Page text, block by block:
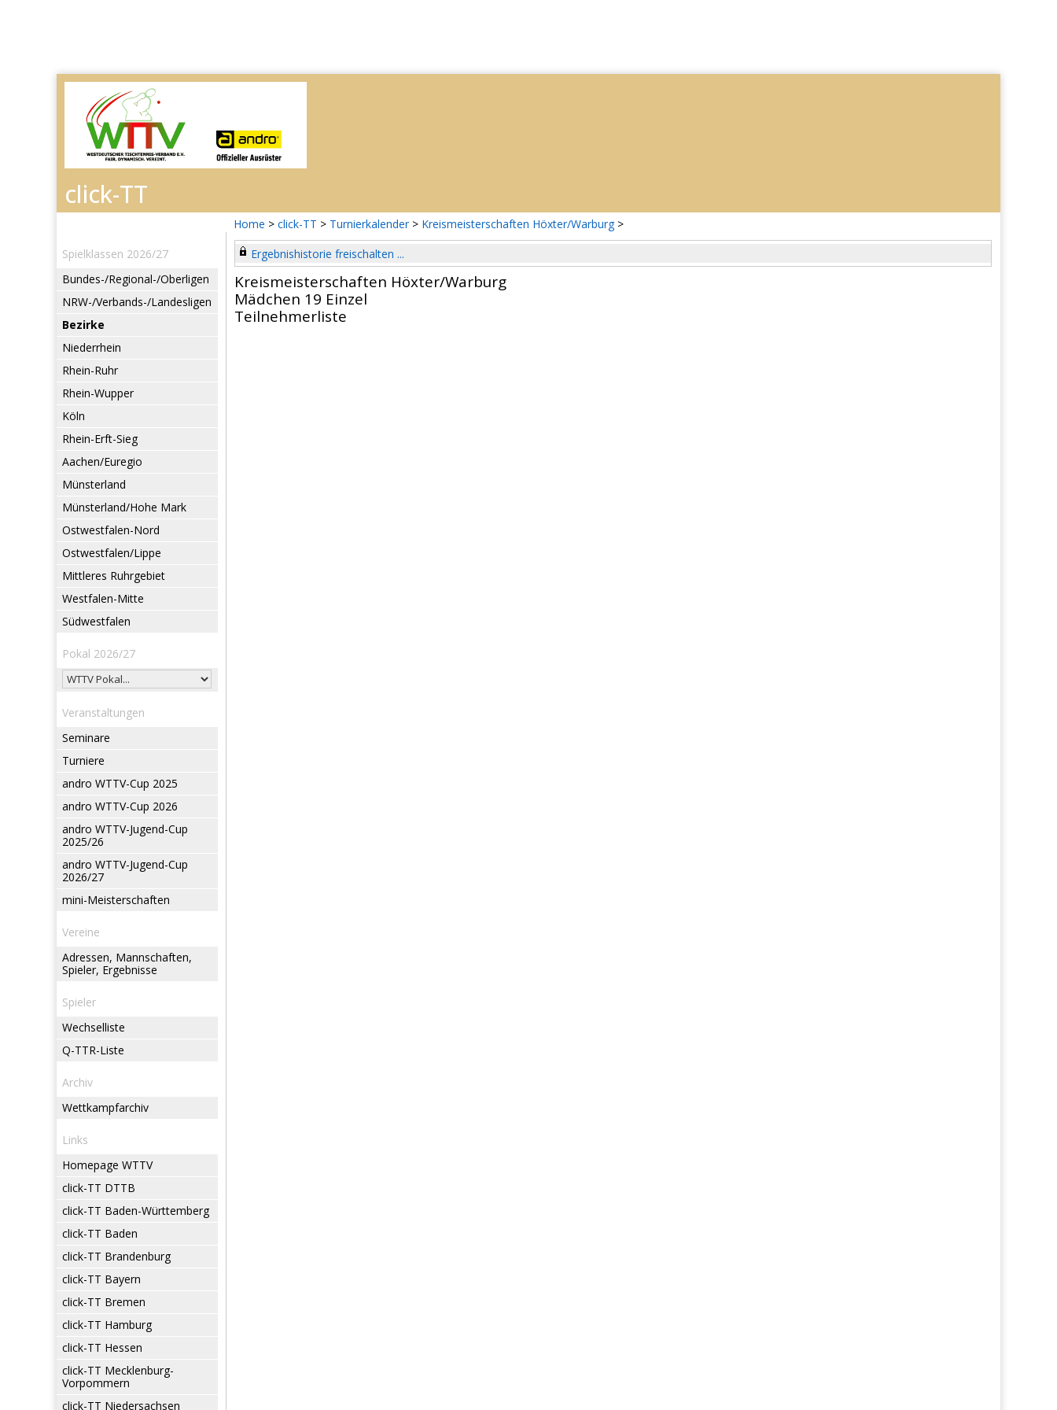
Home > click-TT > Turnierkalender > Kreismeisterschaften Höxter/Warburg >
Spielklassen 2026/27
Bundes-/Regional-/Oberligen
NRW-/Verbands-/Landesligen
Bezirke
Niederrhein
Rhein-Ruhr
Rhein-Wupper
Köln
Rhein-Erft-Sieg
Aachen/Euregio
Münsterland
Münsterland/Hohe Mark
Ostwestfalen-Nord
Ostwestfalen/Lippe
Mittleres Ruhrgebiet
Westfalen-Mitte
Südwestfalen
Pokal 2026/27
Veranstaltungen
Seminare
Turniere
andro WTTV-Cup 2025
andro WTTV-Cup 2026
andro WTTV-Jugend-Cup
2025/26
andro WTTV-Jugend-Cup
2026/27
mini-Meisterschaften
Vereine
Adressen, Mannschaften,
Spieler, Ergebnisse
Spieler
Wechselliste
Q-TTR-Liste
Archiv
Wettkampfarchiv
Links
Homepage WTTV
click-TT DTTB
click-TT Baden-Württemberg
click-TT Baden
click-TT Brandenburg
click-TT Bayern
click-TT Bremen
click-TT Hamburg
click-TT Hessen
click-TT Mecklenburg-
Vorpommern
click-TT Niedersachsen
Ergebnishistorie freischalten ...
Kreismeisterschaften Höxter/Warburg
Mädchen 19 Einzel
Teilnehmerliste